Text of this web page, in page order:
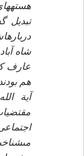
تبديل
شاه
عارف
هم
آية